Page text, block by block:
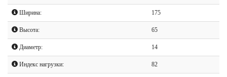
Ширина: 175
Высота: 65
Диаметр: 14
Индекс нагрузки: 82